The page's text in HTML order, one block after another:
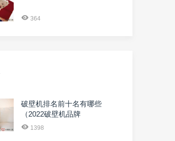
364
破壁机排名前十名有哪些
（2022破壁机品牌
1398